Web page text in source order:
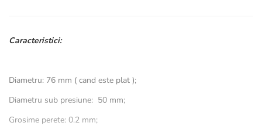
Caracteristici:
Diametru: 76 mm ( cand este plat );
Diametru sub presiune: 50 mm;
Grosime perete: 0.2 mm;